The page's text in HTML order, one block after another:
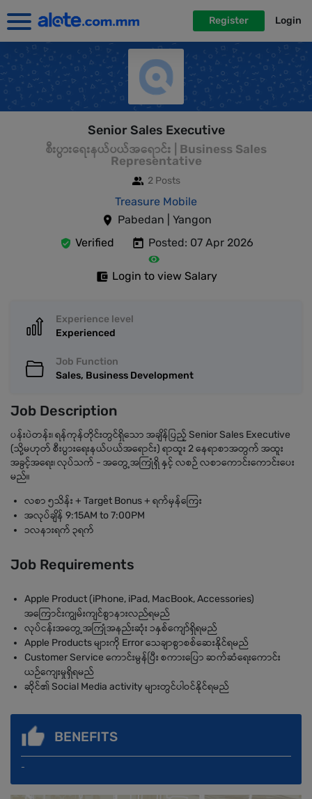
Register Login
Senior Sales Executive
စီးပွားရေးနယ်ပယ်အရောင်း | Business Sales
Representative
2 Posts
Treasure Mobile
Pabedan | Yangon
Verified
Posted: 07 Apr 2026
Login to view Salary
Experience level
Experienced
Job Function
Sales, Business Development
Job Description
ပန်းပဲတန်း၊ ရန်ကုန်တိုင်းတွင်ရှိသော အချိန်ပြည့် Senior Sales Executive
(သို့မဟုတ် စီးပွားရေးနယ်ပယ်အရောင်း) ရာထူး 2 နေရာစာအတွက် အထူး
အခွင့်အရေး၊ လုပ်သက် - အတွေ့အကြုံရှိ နှင့် လစဉ် လစာကောင်းကောင်းပေး
မည်။
လစာ ၅သိန်း + Target Bonus + ရက်မှန်ကြေး
အလုပ်ချိန် 9:15AM to 7:00PM
၁လနားရက် ၃ရက်
Job Requirements
Apple Product (iPhone, iPad, MacBook, Accessories)
အကြောင်းကျွမ်းကျင်စွာနားလည်ရမည်
လုပ်ငန်းအတွေ့အကြုံအနည်းဆုံး ၁နှစ်ကျော်ရှိရမည်
Apple Products များကို Error သေချာစွာစစ်ဆေးနိုင်ရမည်
Customer Service ကောင်းမွန်ပြီး စကားပြော ဆက်ဆံရေးကောင်း
ယဉ်ကျေးမှုရှိရမည်
ဆိုင်၏ Social Media activity များတွင်ပါဝင်နိုင်ရမည်
BENEFITS
-